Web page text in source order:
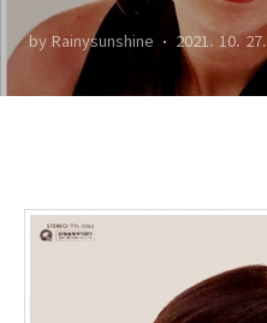
by Rainysunshine 2021. 10. 27.